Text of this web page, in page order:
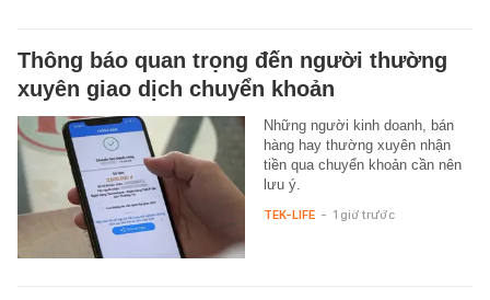
Thông báo quan trọng đến người thường
xuyên giao dịch chuyển khoản
Những người kinh doanh, bán
hàng hay thường xuyên nhận
tiền qua chuyển khoản cần nên
lưu ý.
TEK-LIFE - 1 giờ trước